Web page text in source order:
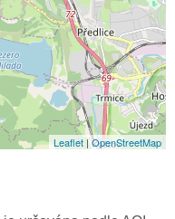
Leaflet | OpenStreetMap